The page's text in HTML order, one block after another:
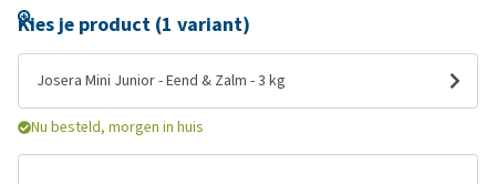
Kies je product (1 variant)
Josera Mini Junior - Eend & Zalm - 3 kg
Nu besteld, morgen in huis